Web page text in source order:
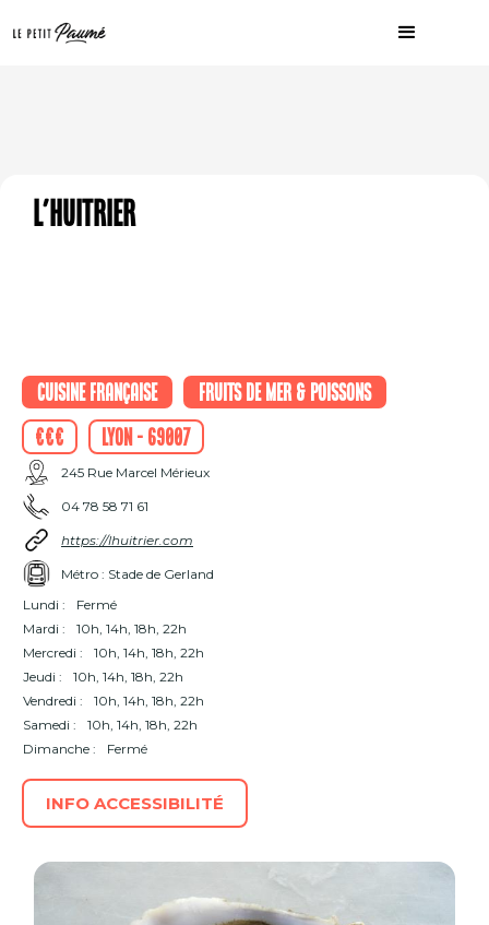
L'Huitrier
Cuisine française
Fruits de mer & Poissons
€€€
Lyon - 69007
245 Rue Marcel Mérieux
04 78 58 71 61
https://lhuitrier.com
Métro : Stade de Gerland
Lundi :
Fermé
Mardi :
10h, 14h, 18h, 22h
Mercredi :
10h, 14h, 18h, 22h
Jeudi :
10h, 14h, 18h, 22h
Vendredi :
10h, 14h, 18h, 22h
Samedi :
10h, 14h, 18h, 22h
Dimanche :
Fermé
INFO ACCESSIBILITÉ